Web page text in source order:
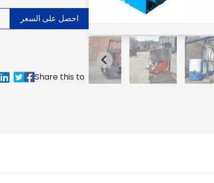
احصل على السعر